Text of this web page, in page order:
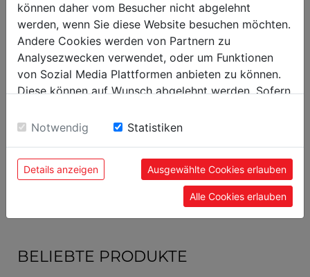
Versandmaße
Verpackungsbreite in mm 915
Verpackungslänge in mm 100
Verpackungshöhe in mm 10
Allgemeine Daten
EAN Code 9120058377327
VE in Stück 5
BELIEBTE PRODUKTE
können daher vom Besucher nicht abgelehnt
werden, wenn Sie diese Website besuchen möchten.
Andere Cookies werden von Partnern zu
Analysezwecken verwendet, oder um Funktionen
von Sozial Media Plattformen anbieten zu können.
Diese können auf Wunsch abgelehnt werden. Sofern
Einwilligung zu unseren Cookies.
Notwendig Statistiken
Details anzeigen Ausgewählte Cookies erlauben
Alle Cookies erlauben